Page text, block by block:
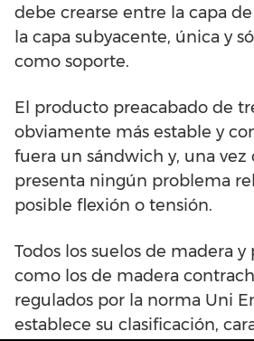
debe crearse entre la capa
la capa subyacente, única y
como soporte.
El producto preacabado de
obviamente más estable y
fuera un sándwich y, una vez
presenta ningún problema
posible flexión o tensión.
Todos los suelos de madera y
como los de madera
regulados por la norma Uni
establece su clasificación,